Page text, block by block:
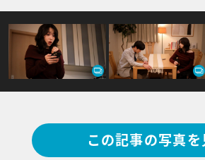
この記事の写真を